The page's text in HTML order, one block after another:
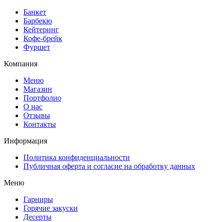
Банкет
Барбекю
Кейтеринг
Кофе-брейк
Фуршет
Компания
Меню
Магазин
Портфолио
О нас
Отзывы
Контакты
Информация
Политика конфиденциальности
Публичная оферта и согласие на обработку данных
Меню
Гарниры
Горячие закуски
Десерты